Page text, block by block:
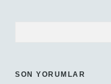
SON YORUMLAR